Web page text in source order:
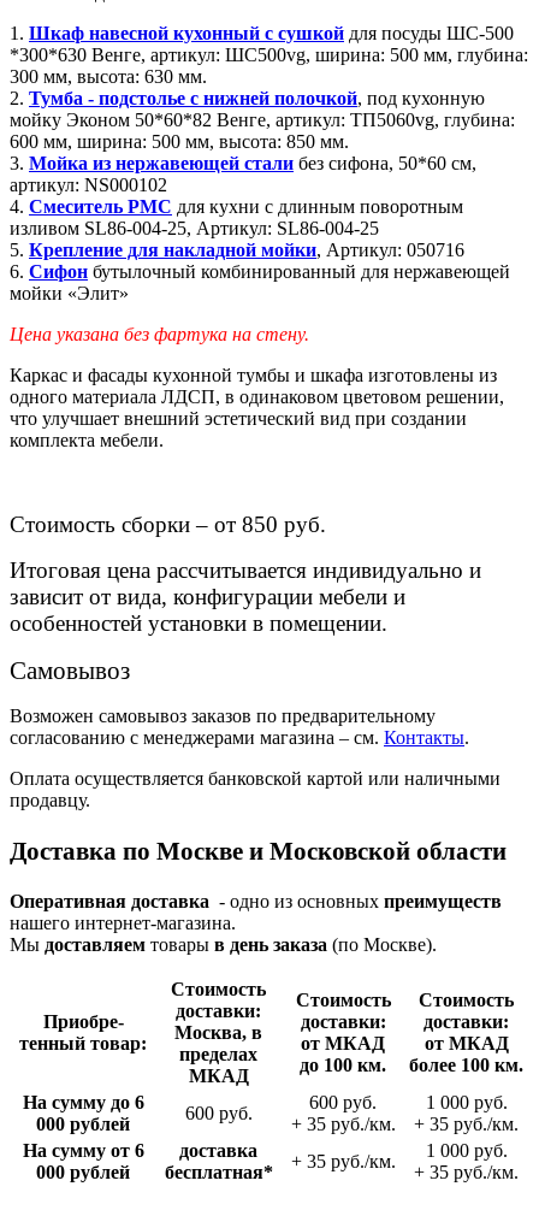
1. Шкаф навесной кухонный с сушкой для посуды ШС-500
*300*630 Венге, артикул: ШС500vg, ширина: 500 мм, глубина:
300 мм, высота: 630 мм.
2. Тумба - подстолье с нижней полочкой, под кухонную
мойку Эконом 50*60*82 Венге, артикул: ТП5060vg, глубина:
600 мм, ширина: 500 мм, высота: 850 мм.
3. Мойка из нержавеющей стали без сифона, 50*60 см,
артикул: NS000102
4. Смеситель РМС для кухни с длинным поворотным
изливом SL86-004-25, Артикул: SL86-004-25
5. Крепление для накладной мойки, Артикул: 050716
6. Сифон бутылочный комбинированный для нержавеющей
мойки «Элит»
Цена указана без фартука на стену.
Каркас и фасады кухонной тумбы и шкафа изготовлены из
одного материала ЛДСП, в одинаковом цветовом решении,
что улучшает внешний эстетический вид при создании
комплекта мебели.
Стоимость сборки – от 850 руб.
Итоговая цена рассчитывается индивидуально и
зависит от вида, конфигурации мебели и
особенностей установки в помещении.
Самовывоз
Возможен самовывоз заказов по предварительному
согласованию с менеджерами магазина – см. Контакты.
Оплата осуществляется банковской картой или наличными
продавцу.
Доставка по Москве и Московской области
Оперативная доставка - одно из основных преимуществ
нашего интернет-магазина.
Мы доставляем товары в день заказа (по Москве).
Приобре­
тенный товар:
Стои­мость
доставки:
Москва, в
пределах
МКАД
Стои­мость
доставки:
от МКАД
до 100 км.
Стои­мость
доставки:
от МКАД
более 100 км.
На сумму до 6
000 рублей
600 руб.
600 руб.
+ 35 руб./км.
1 000 руб.
+ 35 руб./км.
На сумму от 6
000 рублей
доставка
беспла­тная*
+ 35 руб./км.
1 000 руб.
+ 35 руб./км.